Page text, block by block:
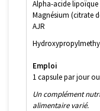
Alpha-acide lipoïque
Magnésium (citrate
AJR
Emploi
1 capsule par jour
Un complément
alimentaire varié.